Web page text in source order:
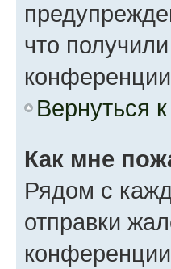
что
Вернуться
Как мне
Рядом с
отправки